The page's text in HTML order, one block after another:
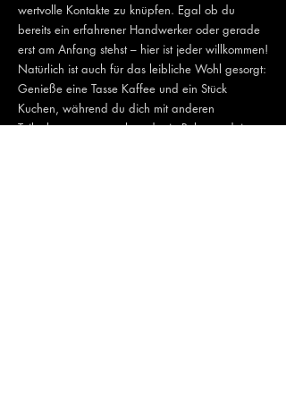
wertvolle Kontakte zu knüpfen. Egal ob du
bereits ein erfahrener Handwerker oder gerade
erst am Anfang stehst – hier ist jeder willkommen!
Natürlich ist auch für das leibliche Wohl gesorgt:
Genieße eine Tasse Kaffee und ein Stück
Kuchen, während du dich mit anderen
Teilnehmern austauschst oder in Ruhe an deinem